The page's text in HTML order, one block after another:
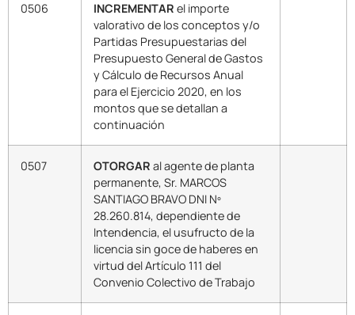
0506 INCREMENTAR el importe
valorativo de los conceptos y/o
Partidas Presupuestarias del
Presupuesto General de Gastos
y Cálculo de Recursos Anual
para el Ejercicio 2020, en los
montos que se detallan a
continuación
0507 OTORGAR al agente de planta
permanente, Sr. MARCOS
SANTIAGO BRAVO DNI Nº
28.260.814, dependiente de
Intendencia, el usufructo de la
licencia sin goce de haberes en
virtud del Artículo 111 del
Convenio Colectivo de Trabajo